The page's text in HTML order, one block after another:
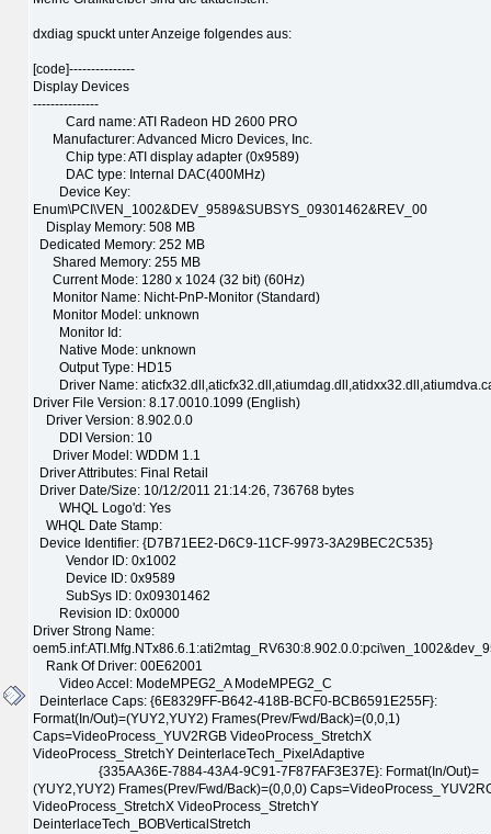
dxdiag spuckt unter Anzeige folgendes aus:
[code]---------------
Display Devices
---------------
Card name: ATI Radeon HD 2600 PRO
Manufacturer: Advanced Micro Devices, Inc.
Chip type: ATI display adapter (0x9589)
DAC type: Internal DAC(400MHz)
Device Key:
Enum\PCI\VEN_1002&DEV_9589&SUBSYS_09301462&REV_00
Display Memory: 508 MB
Dedicated Memory: 252 MB
Shared Memory: 255 MB
Current Mode: 1280 x 1024 (32 bit) (60Hz)
Monitor Name: Nicht-PnP-Monitor (Standard)
Monitor Model: unknown
Monitor Id:
Native Mode: unknown
Output Type: HD15
Driver Name:
Driver File Version: 8.17.0010.1099 (English)
Driver Version: 8.902.0.0
DDI Version: 10
Driver Model: WDDM 1.1
Driver Attributes: Final Retail
Driver Date/Size: 10/12/2011 21:14:26, 736768 bytes
WHQL Logo'd: Yes
WHQL Date Stamp:
Device Identifier: {D7B71EE2-D6C9-11CF-9973-3A29BEC2C535}
Vendor ID: 0x1002
Device ID: 0x9589
SubSys ID: 0x09301462
Revision ID: 0x0000
Driver Strong Name:
Rank Of Driver: 00E62001
Video Accel: ModeMPEG2_A ModeMPEG2_C
Deinterlace Caps: {6E8329FF-B642-418B-BCF0-BCB6591E255F}:
Format(In/Out)=(YUY2,YUY2) Frames(Prev/Fwd/Back)=(0,0,1)
Caps=VideoProcess_YUV2RGB VideoProcess_StretchX
VideoProcess_StretchY DeinterlaceTech_PixelAdaptive
{335AA36E-7884-43A4-9C91-7F87FAF3E37E}: Format(In/Out)=
(YUY2,YUY2) Frames(Prev/Fwd/Back)=(0,0,0)
VideoProcess_StretchX VideoProcess_StretchY
DeinterlaceTech_BOBVerticalStretch